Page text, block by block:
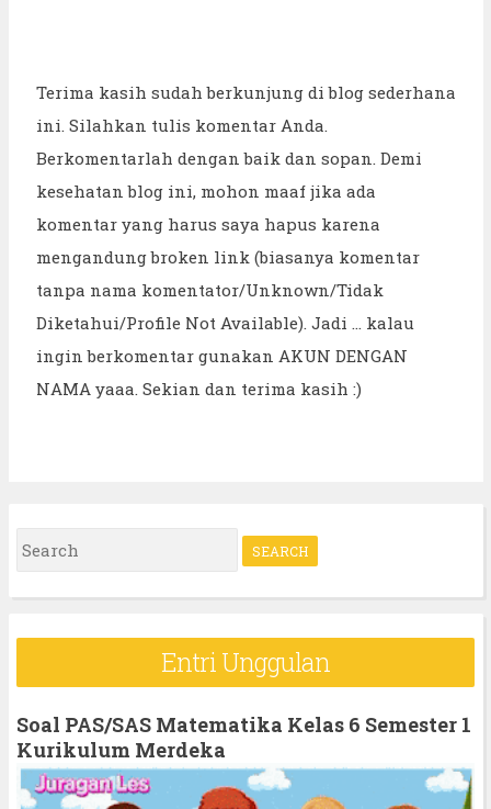
Terima kasih sudah berkunjung di blog sederhana
ini. Silahkan tulis komentar Anda.
Berkomentarlah dengan baik dan sopan. Demi
kesehatan blog ini, mohon maaf jika ada
komentar yang harus saya hapus karena
mengandung broken link (biasanya komentar
tanpa nama komentator/Unknown/Tidak
Diketahui/Profile Not Available). Jadi ... kalau
ingin berkomentar gunakan AKUN DENGAN
NAMA yaaa. Sekian dan terima kasih :)
S
e
r
f
o
Entri Unggulan
Soal PAS/SAS Matematika Kelas 6 Semester 1
Kurikulum Merdeka